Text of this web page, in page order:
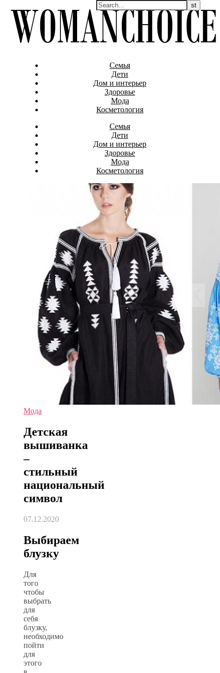
Семья
Дети
Дом и интерьер
Здоровье
Мода
Косметология
Семья
Дети
Дом и интерьер
Здоровье
Мода
Косметология
Мода
Детская
вышиванка
–
стильный
национальный
символ
07.12.2020
Выбираем
блузку
Для
того
чтобы
выбрать
для
себя
блузку,
необходимо
пойти
для
этого